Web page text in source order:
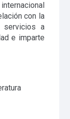
con la
servicios a
e imparte